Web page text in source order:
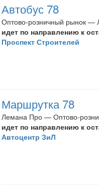
Автобус 78
Оптово-розничный рынок —
идет по направлению к
Проспект Строителей
Маршрутка 78
Лемана Про — Оптово-
идет по направлению к
Автоцентр ЗиЛ